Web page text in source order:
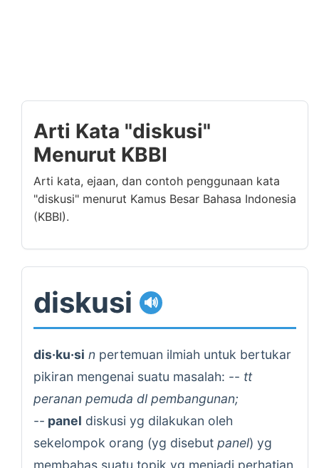
Arti Kata "diskusi"
Menurut KBBI
Arti kata, ejaan, dan contoh penggunaan kata
"diskusi" menurut Kamus Besar Bahasa Indonesia
(KBBI).
diskusi 🔊
dis·ku·si n pertemuan ilmiah untuk bertukar
pikiran mengenai suatu masalah: -- tt
peranan pemuda dl pembangunan;
-- panel diskusi yg dilakukan oleh
sekelompok orang (yg disebut panel) yg
membahas suatu topik yg menjadi perhatian